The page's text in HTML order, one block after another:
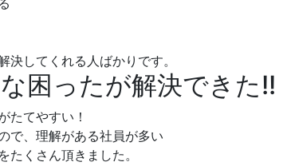
決してくれる人ばかりです。
困ったが解決できた!!
たてやすい！
で、理解がある社員が多い
たくさん頂きました。